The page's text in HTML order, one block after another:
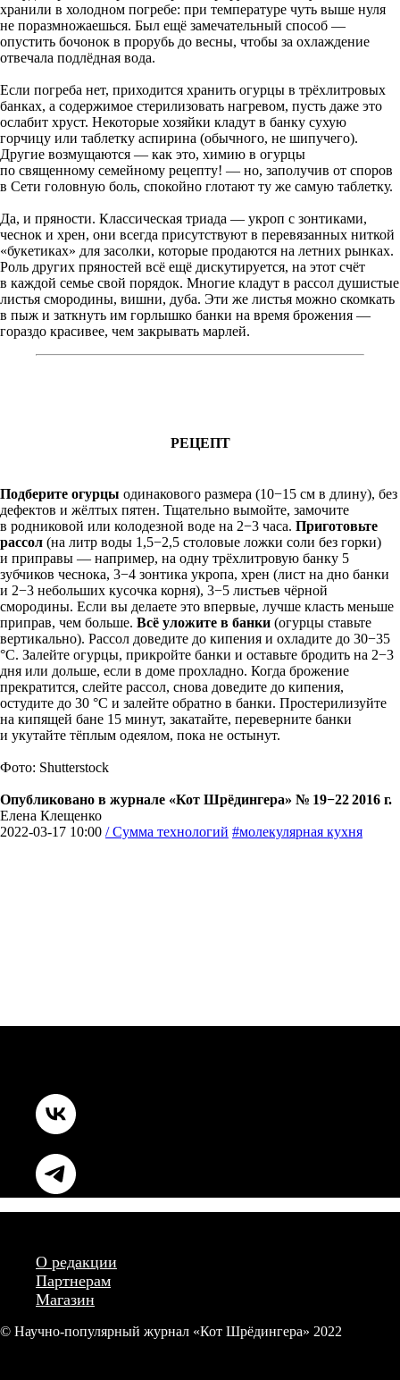
хранили в холодном погребе: при температуре чуть выше нуля
не поразмножаешься. Был ещё замечательный способ —
опустить бочонок в прорубь до весны, чтобы за охлаждение
отвечала подлёдная вода.
Если погреба нет, приходится хранить огурцы в трёхлитровых
банках, а содержимое стерилизовать нагревом, пусть даже это
ослабит хруст. Некоторые хозяйки кладут в банку сухую
горчицу или таблетку аспирина (обычного, не шипучего).
Другие возмущаются — как это, химию в огурцы
по священному семейному рецепту! — но, заполучив от споров
в Сети головную боль, спокойно глотают ту же самую таблетку.
Да, и пряности. Классическая триада — укроп с зонтиками,
чеснок и хрен, они всегда присутствуют в перевязанных ниткой
«букетиках» для засолки, которые продаются на летних рынках.
Роль других пряностей всё ещё дискутируется, на этот счёт
в каждой семье свой порядок. Многие кладут в рассол душистые
листья смородины, вишни, дуба. Эти же листья можно скомкать
в пыж и заткнуть им горлышко банки на время брожения —
гораздо красивее, чем закрывать марлей.
РЕЦЕПТ
Подберите огурцы одинакового размера (10−15 см в длину), без
дефектов и жёлтых пятен. Тщательно вымойте, замочите
в родниковой или колодезной воде на 2−3 часа. Приготовьте
рассол (на литр воды 1,5−2,5 столовые ложки соли без горки)
и приправы — например, на одну трёхлитровую банку 5
зубчиков чеснока, 3−4 зонтика укропа, хрен (лист на дно банки
и 2−3 небольших кусочка корня), 3−5 листьев чёрной
смородины. Если вы делаете это впервые, лучше класть меньше
приправ, чем больше. Всё уложите в банки (огурцы ставьте
вертикально). Рассол доведите до кипения и охладите до 30−35
°С. Залейте огурцы, прикройте банки и оставьте бродить на 2−3
дня или дольше, если в доме прохладно. Когда брожение
прекратится, слейте рассол, снова доведите до кипения,
остудите до 30 °C и залейте обратно в банки. Простерилизуйте
на кипящей бане 15 минут, закатайте, переверните банки
и укутайте тёплым одеялом, пока не остынут.
Фото: Shutterstock
Опубликовано в журнале «Кот Шрёдингера» № 19−22 2016 г.
Елена Клещенко
2022-03-17 10:00 / Сумма технологий #молекулярная кухня
О редакции
Партнерам
Магазин
© Научно-популярный журнал «Кот Шрёдингера» 2022